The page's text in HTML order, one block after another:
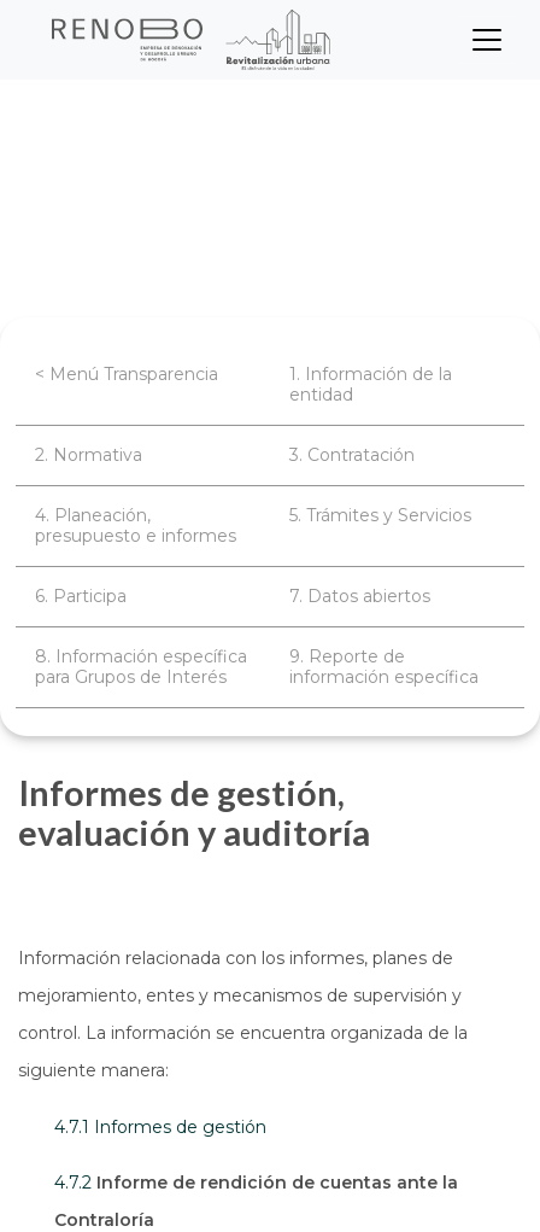
Sitio Web Empresa de
Transparencia
< Menú Transparencia
1. Información de la
entidad
2. Normativa 3. Contratación
4. Planeación,
presupuesto e informes
5. Trámites y Servicios
6. Participa 7. Datos abiertos
8. Información específica
para Grupos de Interés
9. Reporte de
información específica
Informes de gestión,
evaluación y auditoría
Información relacionada con los informes, planes de
mejoramiento, entes y mecanismos de supervisión y
control. La información se encuentra organizada de la
siguiente manera:
4.7.1 Informes de gestión
4.7.2 Informe de rendición de cuentas ante la
Contraloría